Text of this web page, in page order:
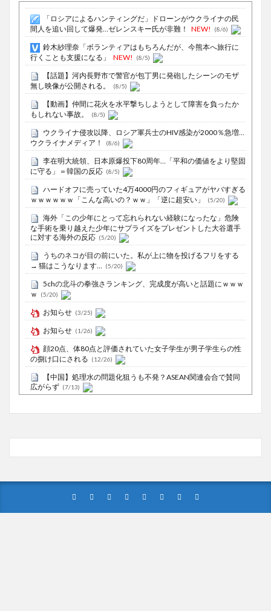
「ロシアによるハンティングだ」ドローンがウクライナの民
間人を追い回して爆発…ゼレンスキー氏が非難！
NEW! (8/6)
鈴木紗理奈「ボランティアはもちろんだが、今熊本へ旅行に
行くことも支援になる」
NEW! (8/5)
【話題】河内長野市で警官が包丁男に発砲したシーンのモザ
無し映像が公開される。
(8/5)
【動画】仲間に花火を水平撃ちしようとして障害を負ったか
もしれない事故。
(8/5)
ウクライナ侵攻以降、ロシア軍兵士のHIV感染が2000％急増…
ウクライナメディア！
(8/6)
李在明大統領、日本原爆投下80周年…「平和の価値をより堅固
に守る」＝韓国の反応 (8/5)
ハードオフに売っていた4万4000円のフィギュアがヤバすぎる
ｗｗｗｗｗｗ「こんな高いの？ｗｗ」「逆に超安い」
(5/20)
海外「この少年にとって忘れられない経験になったな」危険
な手術を乗り越えた少年にサプライズをプレゼントした大谷選手
に対する海外の反応 (5/20)
うちのネコが目の前にいた。私が上に物を投げるフリをする
→ 猫はこうなります…
(5/20)
5chの北斗の拳強さランキング、完成度が高いと話題にｗｗｗ
ｗ
(5/20)
お知らせ (3/25)
お知らせ (1/26)
顔20点、体80点と評価されていた女子学生が男子学生らの性
の捌け口にされる (12/26)
【中国】処理水の問題化狙うも不発？ASEAN関連会合で賛同
広がらず (7/13)